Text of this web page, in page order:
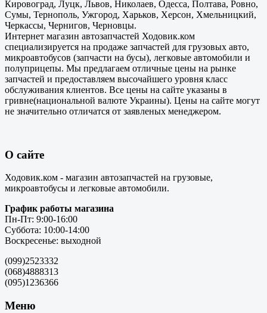
Кировоград, Луцк, Львов, Николаев, Одесса, Полтава, Ровно,
Сумы, Тернополь, Ужгород, Харьков, Херсон, Хмельницкий,
Черкассы, Чернигов, Черновцы.
Интернет магазин автозапчастей Ходовик.ком
специализируется на продаже запчастей для грузовых авто,
микроавтобусов (запчасти на бусы), легковые автомобили и
полуприцепы. Мы предлагаем отличные цены на рынке
запчастей и предоставляем высочайшего уровня класс
обслуживания клиентов. Все цены на сайте указаны в
гривне(национальной валюте Украины). Цены на сайте могут
не значительно отличатся от заявленых менеджером.
О сайте
Ходовик.ком - магазин автозапчастей на грузовые,
микроавтобусы и легковые автомобили.
График работы магазина
Пн-Пт: 9:00-16:00
Суббота: 10:00-14:00
Воскресенье: выходной
(099)2523332
(068)4888313
(095)1236366
Меню